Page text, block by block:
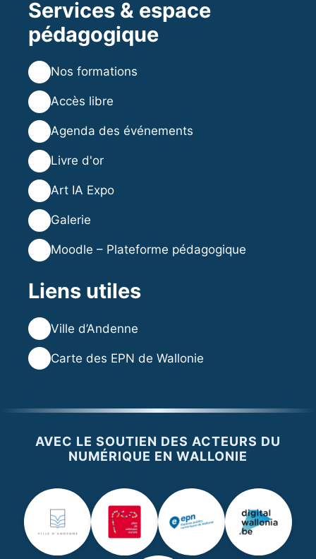
Services & espace
pédagogique
Nos formations
Accès libre
Agenda des événements
Livre d'or
Art IA Expo
Galerie
Moodle – Plateforme pédagogique
Liens utiles
Ville d’Andenne
Carte des EPN de Wallonie
AVEC LE SOUTIEN DES ACTEURS DU
NUMÉRIQUE EN WALLONIE